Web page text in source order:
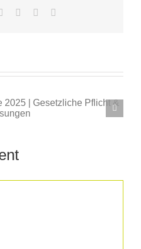
LinkedInWhatsApp
Pinterest
Ideen für